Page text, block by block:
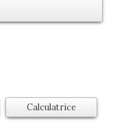
Calculatrice